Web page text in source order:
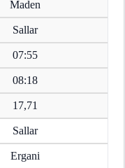
Maden
Sallar
07:55
08:18
17,71
Sallar
Ergani